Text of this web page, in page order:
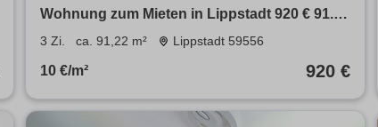
Wohnung zum Mieten in Lippstadt 920 € 91.22
m²
3 Zi. ca. 91,22 m² Lippstadt 59556
10 €/m² 920 €